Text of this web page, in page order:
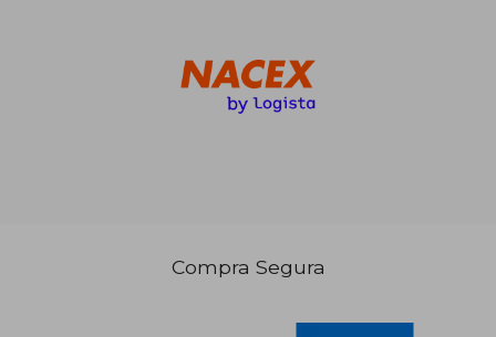
19,76 €
18,77 €
Compra Segura